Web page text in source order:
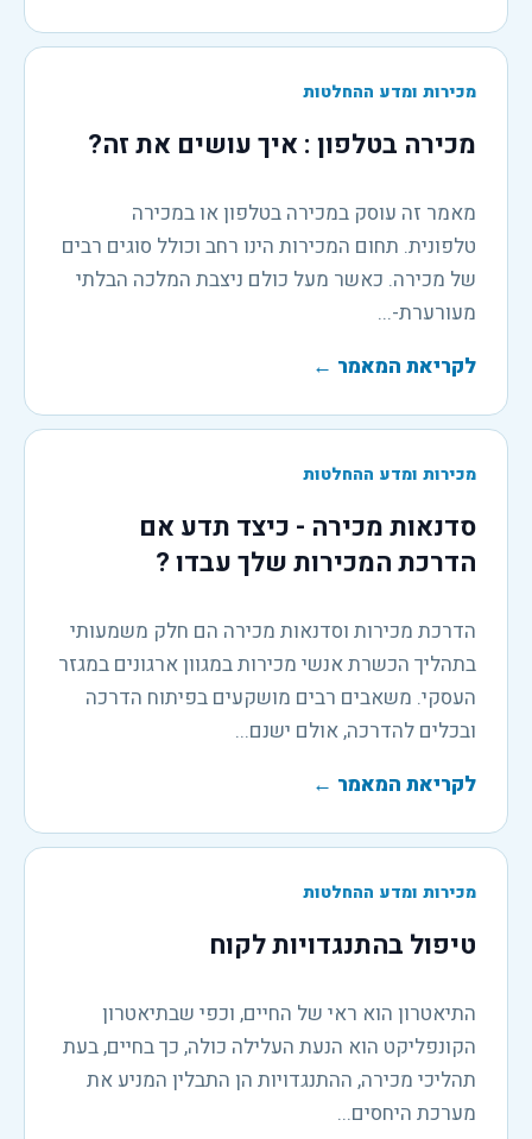
מכירות ומדע ההחלטות
מכירה בטלפון : איך עושים את זה?
מאמר זה עוסק במכירה בטלפון או במכירה
טלפונית. תחום המכירות הינו רחב וכולל סוגים רבים
של מכירה. כאשר מעל כולם ניצבת המלכה הבלתי
מעורערת-...
לקריאת המאמר ←
מכירות ומדע ההחלטות
סדנאות מכירה - כיצד תדע אם
הדרכת המכירות שלך עבדו ?
הדרכת מכירות וסדנאות מכירה הם חלק משמעותי
בתהליך הכשרת אנשי מכירות במגוון ארגונים במגזר
העסקי. משאבים רבים מושקעים בפיתוח הדרכה
ובכלים להדרכה, אולם ישנם...
לקריאת המאמר ←
מכירות ומדע ההחלטות
טיפול בהתנגדויות לקוח
התיאטרון הוא ראי של החיים, וכפי שבתיאטרון
הקונפליקט הוא הנעת העלילה כולה, כך בחיים, בעת
תהליכי מכירה, ההתנגדויות הן התבלין המניע את
מערכת היחסים...